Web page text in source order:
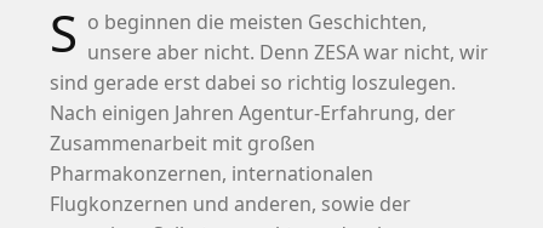
S o beginnen die meisten Geschichten,
unsere aber nicht. Denn ZESA war nicht, wir
sind gerade erst dabei so richtig loszulegen.
Nach einigen Jahren Agentur-Erfahrung, der
Zusammenarbeit mit großen
Pharmakonzernen, internationalen
Flugkonzernen und anderen, sowie der